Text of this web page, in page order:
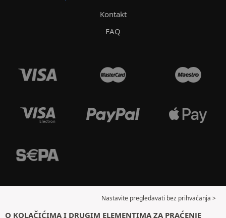
Kontakt
FAQ
Nastavite pregledavati bez prihvaćanja >
O KOLAČIĆIMA I DRUGIM ELEMENTIMA ZA PRAĆENJE